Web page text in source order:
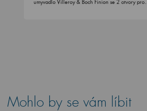
umyvadlo Villeroy & Boch Finion se 2 otvory pro…
Mohlo by se vám líbit